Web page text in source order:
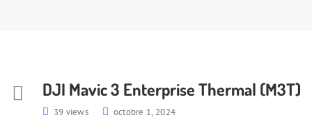
DJI Mavic 3 Enterprise Thermal (M3T)
39 views octobre 1, 2024